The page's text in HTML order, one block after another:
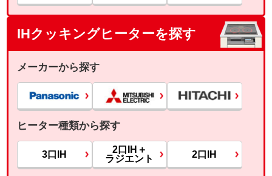
IHクッキングヒーターを探す
メーカーから探す
ヒーター種類から探す
3口IH
2口IH＋
ラジエント
2口IH